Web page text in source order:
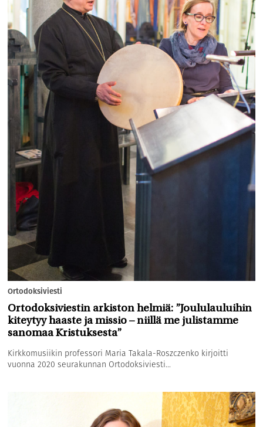
Ortodoksiviesti
Ortodoksiviestin arkiston helmiä: ”Joululauluihin
kiteytyy haaste ja missio – niillä me julistamme
sanomaa Kristuksesta”
Kirkkomusiikin professori Maria Takala-Roszczenko kirjoitti
vuonna 2020 seurakunnan Ortodoksiviesti...